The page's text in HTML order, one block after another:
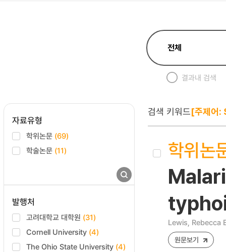
결과내 검색
자료유형
학위논문 (69)
학술논문 (11)
발행처
고려대학교 대학원 (31)
Cornell University (4)
The Ohio State University (4)
검색 키워드[주제어
학위논
Lewis, Rebecca
원문보기